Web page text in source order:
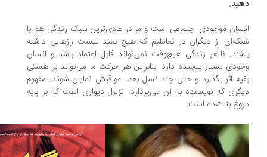
موجودی اجتماعی است و ما در عادی‌ترین سبک زندگی هم با
از دیگران در تعاملیم که هیچ بعید نیست رازهایی داشته
ظاهر زندگی هیچ‌وقت نمی‌تواند قابل اعتماد باشد و انسان
بسیار پیچیده دارد. بنابراین هر حرکت ما می‌تواند بر هستی
اثر بگذارد و حتی چند نسل بعد، عواقبش نمایان شوند. مفهوم
که نویسنده به آن می‌پردازد، تزلزل دیواری است که بر پایه
بنا شده است.